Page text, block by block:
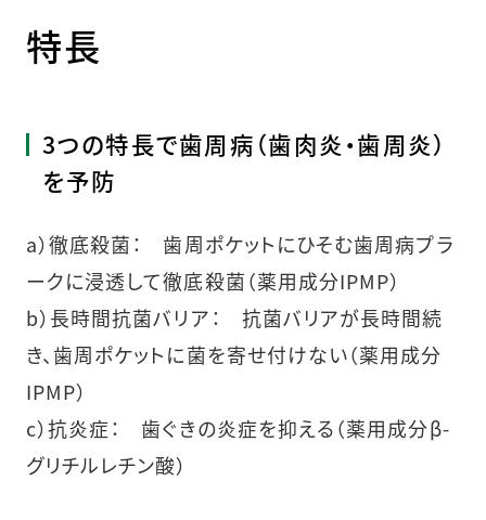
特長
3つの特長で歯周病（歯肉炎・歯周炎）
を予防
a）徹底殺菌： 歯周ポケットにひそむ歯周病プラ
ークに浸透して徹底殺菌（薬用成分IPMP）
b）長時間抗菌バリア： 抗菌バリアが長時間続
き、歯周ポケットに菌を寄せ付けない（薬用成分
IPMP）
c）抗炎症： 歯ぐきの炎症を抑える（薬用成分β-
グリチルレチン酸）